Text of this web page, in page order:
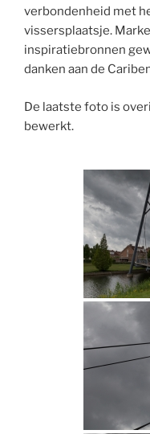
verbondenheid met
vissersplaatsje.
inspiratiebronnen
danken aan de
De laatste foto is
bewerkt.